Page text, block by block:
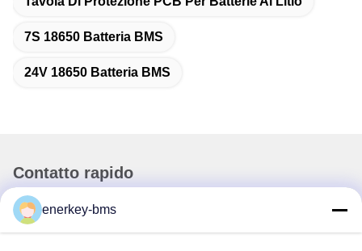
7S 18650 Batteria BMS
24V 18650 Batteria BMS
Contatto rapido
Indirizzo
Zona A, 9° piano, edificio G, Parco industriale a basse
enerkey-bms